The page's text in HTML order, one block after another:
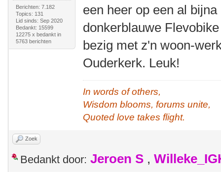
Berichten: 7.182
Topics: 131
Lid sinds: Sep 2020
Bedankt: 15599
12275 x bedankt in
5763 berichten
een heer op een al
donkerblauwe
bezig met z'n woon-
Ouderkerk. Leuk!
In words of others,
Wisdom blooms, forums unite,
Quoted love takes flight.
Zoek
Bedankt door: Jeroen S ,